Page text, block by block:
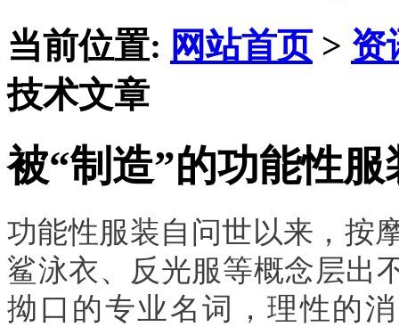
当前位置: 网站首页> 资
技术文章
被“制造”的功能性
功能性服装自问世以来，按
鲨泳衣、反光服等概念层出
拗口的专业名词，理性的